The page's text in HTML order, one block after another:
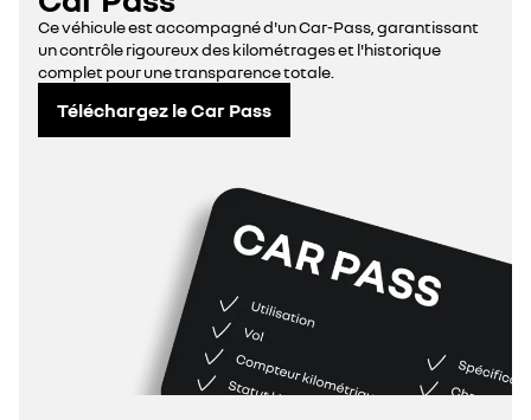
Ce véhicule est accompagné d'un Car-Pass, garantissant
un contrôle rigoureux des kilométrages et l'historique
complet pour une transparence totale.
Téléchargez le Car Pass